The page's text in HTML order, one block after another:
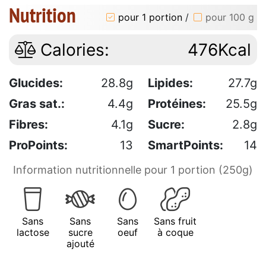
Nutrition pour 1 portion / pour 100 g
Calories: 476Kcal
Glucides: 28.8g Lipides:
27.7g
Gras sat.:
4.4g Protéines:
25.5g
Fibres:
4.1g Sucre:
2.8g
ProPoints:
13 SmartPoints: 14
Information nutritionnelle pour 1 portion (250g)
Sans
lactose
Sans
sucre
ajouté
Sans
oeuf
Sans fruit
à coque